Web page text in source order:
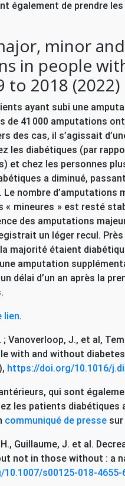
également de prendre
minor
in people
to 2018 (2022)
ayant subi une
de 41 000 amputations
des cas, il s’agissait
les diabétiques (par
et chez les personnes
a diminué,
Le nombre
« mineures » est resté
des amputations
un léger recul.
majorité étaient
amputation
délai d’un an après la
lien.
; Vanoverloop, J., et al,
with and without
https://doi.org/10.1016/
qui sont
les patients diabétiques
communiqué de presse
Guillaume, J. et al.
not in those without : a
s00125-018-4655-